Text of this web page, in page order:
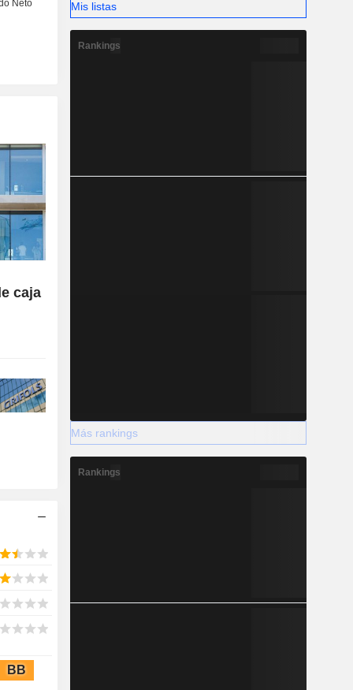
caja
BB
Mis listas
Rankings
Más rankings
Rankings